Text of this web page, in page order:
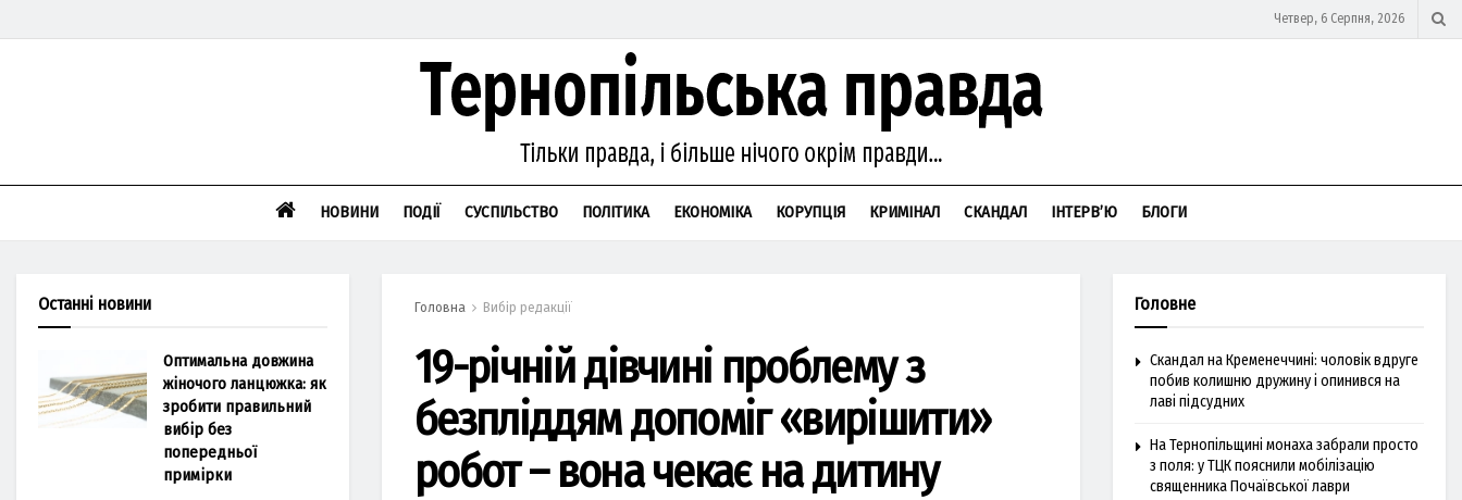
Четвер, 6 Серпня, 2026
НОВИНИ ПОДІЇ СУСПІЛЬСТВО ПОЛІТИКА ЕКОНОМІКА КОРУПЦІЯ КРИМІНАЛ СКАНДАЛ ІНТЕРВ’Ю БЛОГИ
Головна Вибір редакції
19-річній дівчині проблему з
безпліддям допоміг «вирішити»
робот – вона чекає на дитину
Останні новини
Оптимальна довжина
жіночого ланцюжка: як
зробити правильний
вибір без
попередньої
примірки
Головне
Скандал на Кременеччині: чоловік вдруге
побив колишню дружину і опинився на
лаві підсудних
На Тернопільщині монаха забрали просто
з поля: у ТЦК пояснили мобілізацію
священника Почаївської лаври